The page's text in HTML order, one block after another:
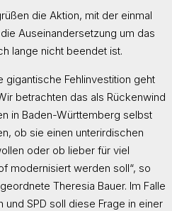
die Aktion, mit der einmal
Auseinandersetzung um das
lange nicht beendet ist.
gigantische Fehlinvestition geht
betrachten das als Rückenwind
in Baden-Württemberg selbst
ob sie einen unterirdischen
oder ob lieber für viel
modernisiert werden soll“, so
Theresia Bauer. Im Falle
SPD soll diese Frage in einer